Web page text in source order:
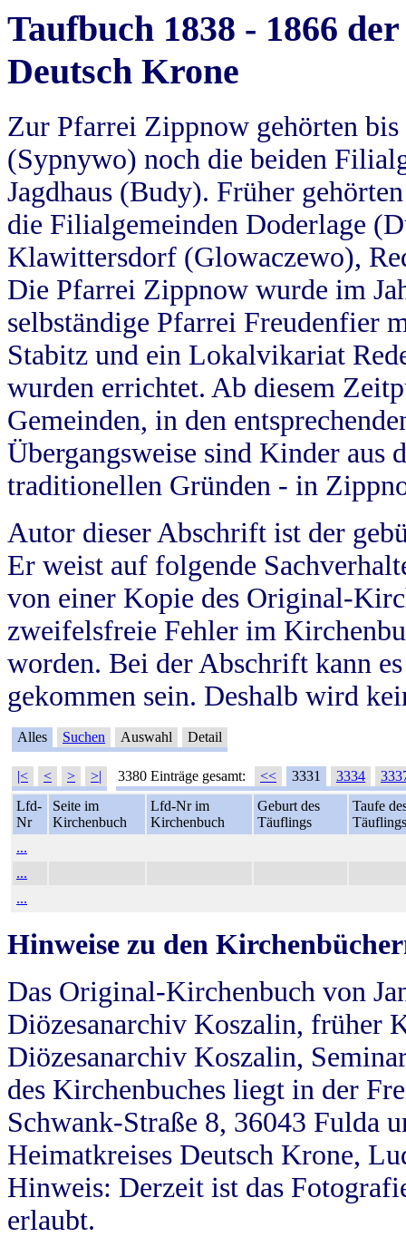
Taufbuch 1838 - 1866
Deutsch Krone
Zur Pfarrei Zippnow gehörten
(Sypnywo) noch die beiden
Jagdhaus (Budy). Früher
die Filialgemeinden Doderlage
Klawittersdorf (Glowaczewo),
Die Pfarrei Zippnow wurde im
selbständige Pfarrei Freudenfier
Stabitz und ein Lokalvikariat
wurden errichtet. Ab diesem
Gemeinden, in den
Übergangsweise sind Kinder aus
traditionellen Gründen - in
Autor dieser Abschrift ist der
Er weist auf folgende
von einer Kopie des Original-
zweifelsfreie Fehler im
worden. Bei der Abschrift kann
gekommen sein. Deshalb wird
Alles Suchen Auswahl Detail
|< < > >| 3380 Einträge gesamt: << 3331 3334
Lfd-
Nr
Seite im
Kirchenbuch
Lfd-Nr im
Kirchenbuch
Geburt des
Täuflings
Taufe
Täuflings
...
...
...
Hinweise zu den
Das Original-Kirchenbuch von
Diözesanarchiv Koszalin, früher
Diözesanarchiv Koszalin,
des Kirchenbuches liegt in der
Schwank-Straße 8, 36043 Fulda
Heimatkreises Deutsch Krone,
Hinweis: Derzeit ist das
erlaubt.